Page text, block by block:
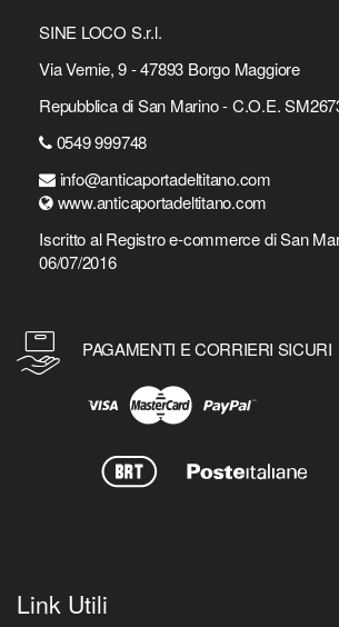
SINE LOCO S.r.l.
Via Vernie, 9 - 47893 Borgo Maggiore
Repubblica di San Marino - C.O.E.
0549 999748
info@anticaportadeltitano.com
www.anticaportadeltitano.com
Iscritto al Registro e-commerce di San
06/07/2016
PAGAMENTI E CORRIERI SICURI
Link Utili